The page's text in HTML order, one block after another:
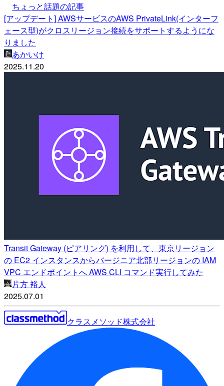
ちょっと話題の記事
[アップデート] AWSサービスのAWS PrivateLink(インターフ
ェース型)がクロスリージョン接続をサポートするようにな
りました
あかいけ
2025.11.20
Transit Gateway (ピアリング) を利用して、東京リージョン
の EC2 インスタンスからバージニア北部リージョンの IAM
VPC エンドポイントへ AWS CLI コマンド実行してみた
片方 裕人
2025.07.01
クラスメソッド株式会社